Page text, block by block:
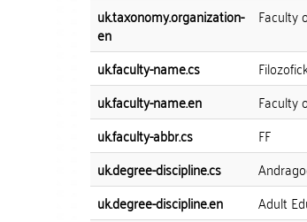
uk.taxonomy.organization-
en
Faculty
uk.faculty-name.cs
uk.faculty-name.en
Faculty
uk.faculty-abbr.cs
FF
uk.degree-discipline.cs
uk.degree-discipline.en
Adult